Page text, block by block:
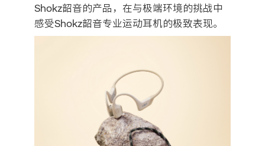
Shokz韶音的产品，在与极端环境的挑战中
感受Shokz韶音专业运动耳机的极致表现。